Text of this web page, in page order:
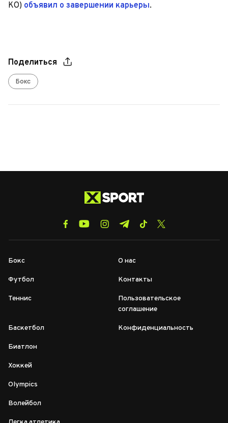
КО) объявил о завершении карьеры.
Поделиться
Бокс
Бокс
Футбол
Теннис
Баскетбол
Биатлон
Хоккей
Olympics
Волейбол
О нас
Контакты
Пользовательское
соглашение
Конфиденциальность